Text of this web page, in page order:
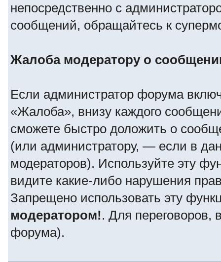
непосредственно с
сообщений, обращайтесь к
Жалоба модератору о
Если администратор форума
«Жалоба», внизу каждого
сможете быстро доложить о
(или администратору, — если в
модераторов). Используйте эту
видите какие-либо нарушения
Запрещено использовать эту
модератором!. Для
форума).